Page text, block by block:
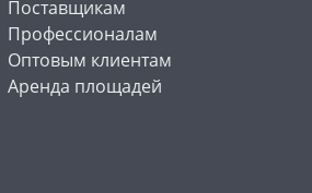
Поставщикам
Профессионалам
Оптовым клиентам
Аренда площадей